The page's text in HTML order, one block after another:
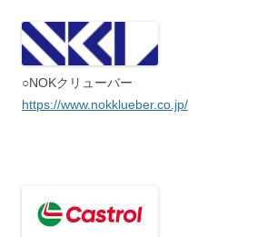
○NOKクリューバー
https://www.nokklueber.co.jp/